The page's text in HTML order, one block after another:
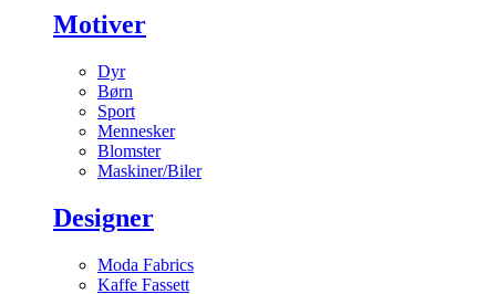
Motiver
Dyr
Børn
Sport
Mennesker
Blomster
Maskiner/Biler
Designer
Moda Fabrics
Kaffe Fassett